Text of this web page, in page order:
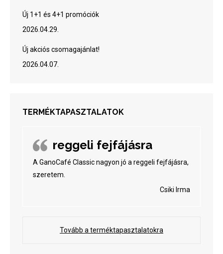
Új 1+1 és 4+1 promóciók
2026.04.29.
Új akciós csomagajánlat!
2026.04.07.
TERMÉKTAPASZTALATOK
reggeli fejfájásra
A GanoCafé Classic nagyon jó a reggeli fejfájásra,
szeretem.
Csiki Irma
Tovább a terméktapasztalatokra